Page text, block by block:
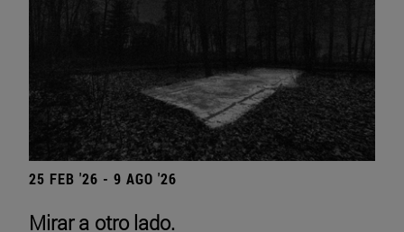
25 FEB '26 - 9 AGO '26
Mirar a otro lado.